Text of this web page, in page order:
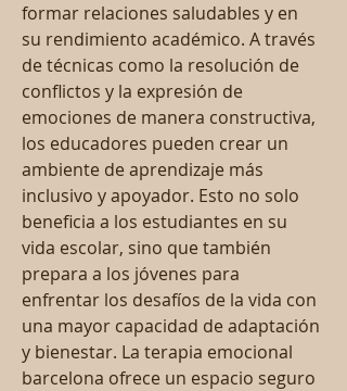
formar relaciones saludables y en
su rendimiento académico. A través
de técnicas como la resolución de
conflictos y la expresión de
emociones de manera constructiva,
los educadores pueden crear un
ambiente de aprendizaje más
inclusivo y apoyador. Esto no solo
beneficia a los estudiantes en su
vida escolar, sino que también
prepara a los jóvenes para
enfrentar los desafíos de la vida con
una mayor capacidad de adaptación
y bienestar. La terapia emocional
barcelona ofrece un espacio seguro